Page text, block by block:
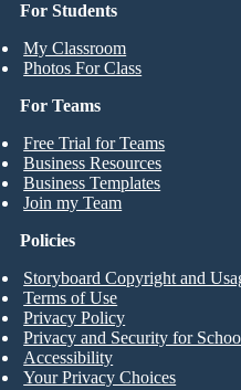
For Students
My Classroom
Photos For Class
For Teams
Free Trial for Teams
Business Resources
Business Templates
Join my Team
Policies
Storyboard Copyright and
Terms of Use
Privacy Policy
Privacy and Security for
Accessibility
Your Privacy Choices